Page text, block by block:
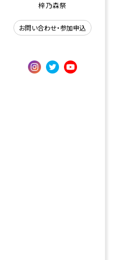
梓乃森祭
お問い合わせ・参加申込